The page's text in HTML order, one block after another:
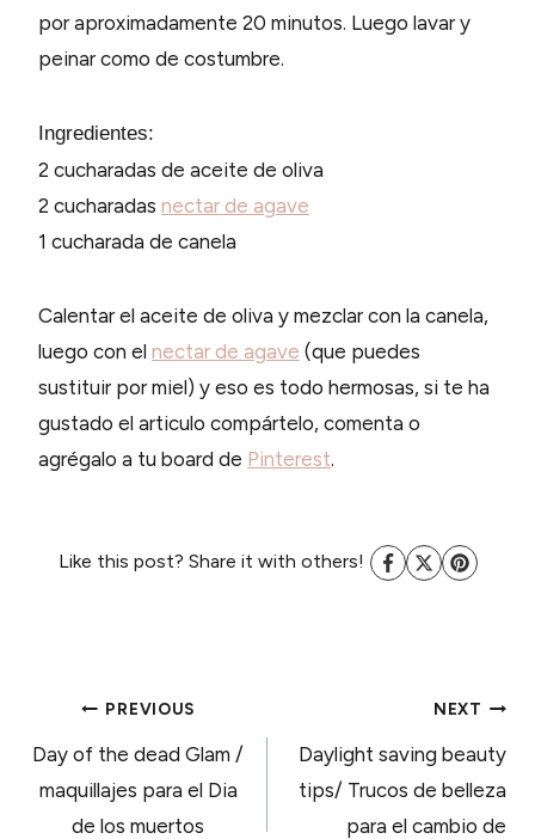
por aproximadamente 20 minutos. Luego lavar y
peinar como de costumbre.
Ingredientes:
2 cucharadas de aceite de oliva
2 cucharadas nectar de agave
1 cucharada de canela
Calentar el aceite de oliva y mezclar con la canela,
luego con el nectar de agave (que puedes
sustituir por miel) y eso es todo hermosas, si te ha
gustado el articulo compártelo, comenta o
agrégalo a tu board de Pinterest.
Like this post? Share it with others!
POST
NAVIGATION
PREVIOUS
Day of the dead Glam /
maquillajes para el Dia
de los muertos
NEXT
Daylight saving beauty
tips/ Trucos de belleza
para el cambio de